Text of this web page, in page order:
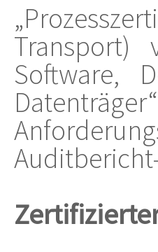
Transport)
Software,